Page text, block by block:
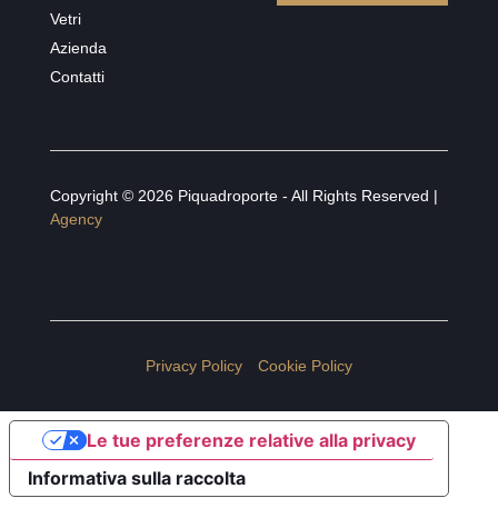
Vetri
Azienda
Contatti
Copyright © 2026 Piquadroporte - All Rights Reserved |
Agency
Privacy Policy Cookie Policy
Informativa sulla raccolta
Le tue preferenze relative alla privacy